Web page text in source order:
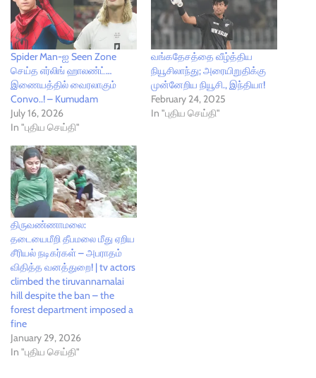
Spider Man-ஐ Seen Zone
செய்த எர்லிங் ஹாலண்ட்…
இணையத்தில் வைரலாகும்
Convo..! – Kumudam
July 16, 2026
In "புதிய செய்தி"
வங்கதேசத்தை வீழ்த்திய
நியூசிலாந்து; அரையிறுதிக்கு
முன்னேறிய நியூசி., இந்தியா!
February 24, 2025
In "புதிய செய்தி"
திருவண்ணாமலை:
தடையைமீறி தீபமலை மீது ஏறிய
சீரியல் நடிகர்கள் – அபராதம்
விதித்த வனத்துறை! | tv actors
climbed the tiruvannamalai
hill despite the ban – the
forest department imposed a
fine
January 29, 2026
In "புதிய செய்தி"